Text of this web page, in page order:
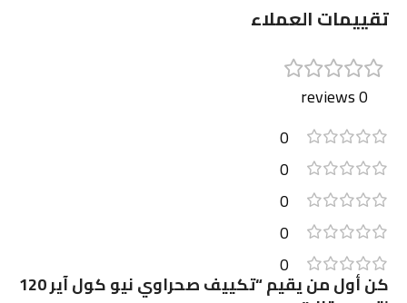
تقييمات العملاء
0 reviews
0
0
0
0
0
كن أول من يقيم “تكييف صحراوي نيو كول آير 120